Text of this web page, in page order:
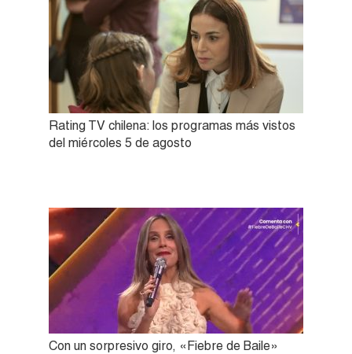
Rating TV chilena: los programas más vistos
del miércoles 5 de agosto
Con un sorpresivo giro, «Fiebre de Baile»